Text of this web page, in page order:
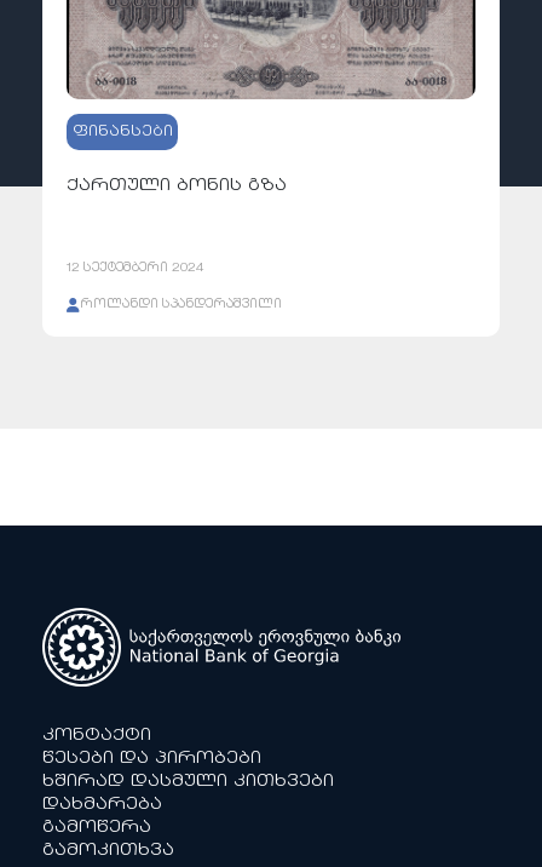
ფინანსები
ქართული ბონის გზა
12 სექტემბერი 2024
როლანდი სპანდერაშვილი
კონტაქტი
წესები და პირობები
ხშირად დასმული კითხვები
დახმარება
გამოწერა
გამოკითხვა